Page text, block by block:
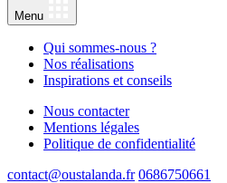
Menu
Qui sommes-nous ?
Nos réalisations
Inspirations et conseils
Nous contacter
Mentions légales
Politique de confidentialité
contact@oustalanda.fr 0686750661